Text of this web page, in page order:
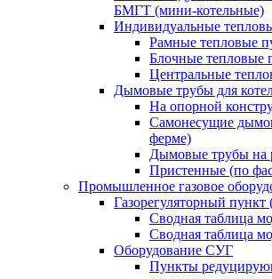
БМГТ (мини-котельные)
Индивидуальные
Рамные тепловые
Блочные
Центральные
Дымовые трубы для
На опорной
Самонесущие
ферме)
Дымовые трубы на
Пристенные (по
Промышленное газовое
Газорегуляторный
Сводная таблица
Сводная таблица
Оборудование СУГ
Пункты